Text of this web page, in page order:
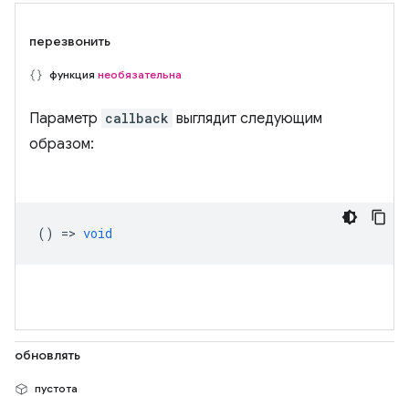
перезвонить
функция необязательна
Параметр callback выглядит следующим
образом:
() => void
обновлять
пустота